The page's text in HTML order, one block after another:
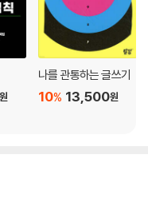
원
나를 관통하는 글쓰기
13,500원
10%